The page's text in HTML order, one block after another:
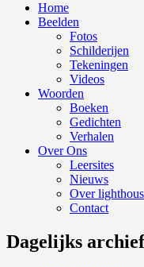
Home
Beelden
Fotos
Schilderijen
Tekeningen
Videos
Woorden
Boeken
Gedichten
Verhalen
Over Ons
Leersites
Nieuws
Over
Contact
Dagelijks